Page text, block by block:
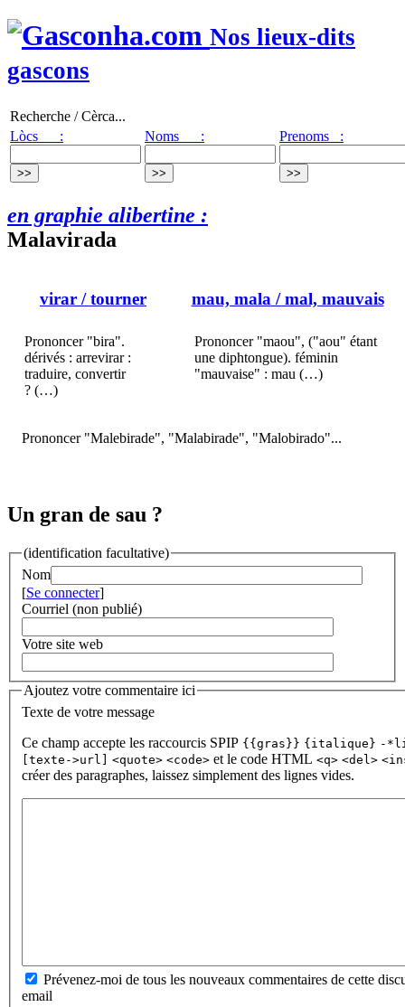
Nos lieux-dits
gascons
Recherche / Cèrca...
Lòcs :
Noms : Prenoms :
en graphie alibertine :
Malavirada
virar / tourner
Prononcer "bira".
dérivés : arrevirar :
traduire, convertir
? (…)
mau, mala/ mal, mauvais
Prononcer "maou", ("aou" étant
une diphtongue). féminin
"mauvaise" : mau (…)
Prononcer "Malebirade", "Malabirade", "Malobirado"...
Un gran de sau ?
(identification facultative)
Nom
[Se connecter]
Courriel (non publié)
Votre site web
Ajoutez votre commentaire ici
Texte de votre message
Ce champ accepte les raccourcis SPIP {{gras}} {italique} -
[texte->url] <quote> <code> et le code HTML <q> <del>
créer des paragraphes, laissez simplement des lignes vides.
Prévenez-moi de tous les nouveaux commentaires de cette
email